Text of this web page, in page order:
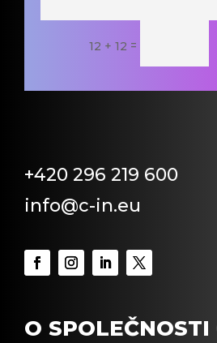
12 + 12 =
+420 296 219 600
info@c-in.eu
O SPOLEČNOSTI